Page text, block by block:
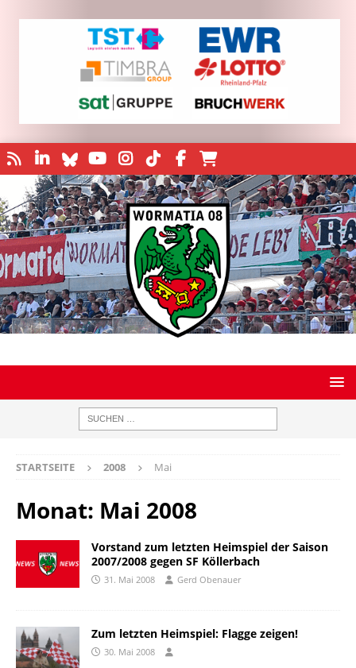
STARTSEITE 2008 Mai
Monat: Mai 2008
Vorstand zum letzten Heimspiel der Saison
2007/2008 gegen SF Köllerbach
31. Mai 2008 Gerd Obenauer
Zum letzten Heimspiel: Flagge zeigen!
30. Mai 2008